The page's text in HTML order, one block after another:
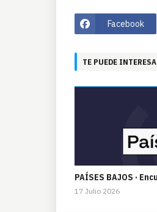
Facebook
TE PUEDE
PAÍSES BAJOS ·
17 Julio 2026